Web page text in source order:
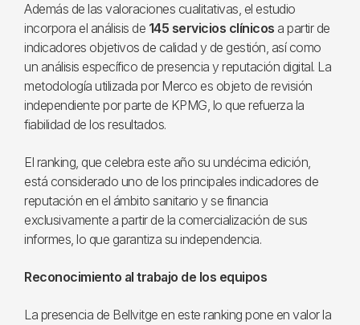
Además de las valoraciones cualitativas, el estudio
incorpora el análisis de 145 servicios clínicos a partir de
indicadores objetivos de calidad y de gestión, así como
un análisis específico de presencia y reputación digital. La
metodología utilizada por Merco es objeto de revisión
independiente por parte de KPMG, lo que refuerza la
fiabilidad de los resultados.
El ranking, que celebra este año su undécima edición,
está considerado uno de los principales indicadores de
reputación en el ámbito sanitario y se financia
exclusivamente a partir de la comercialización de sus
informes, lo que garantiza su independencia.
Reconocimiento al trabajo de los equipos
La presencia de Bellvitge en este ranking pone en valor la